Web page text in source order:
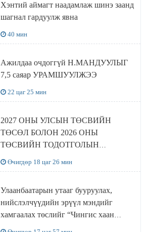
Хэнтий аймагт наадамлаж шинэ заанд
шагнал гардуулж явна
40 мин
Ажилдаа очдоггүй Н.МАНДУУЛЫГ
7,5 саяар УРАМШУУЛЖЭЭ
22 цаг 25 мин
2027 ОНЫ УЛСЫН ТӨСВИЙН
ТӨСӨЛ БОЛОН 2026 ОНЫ
ТӨСВИЙН ТОДОТГОЛЫН
Өчигдөр 18 цаг 26 мин
Улаанбаатарын утааг бууруулах,
нийслэлчүүдийн эрүүл мэндийг
хамгаалах төслийг “Чингис хаан